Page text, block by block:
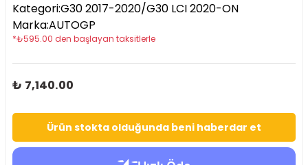
Kategori:G30 2017-2020/G30 LCI 2020-ON
Marka:AUTOGP
*₺595.00 den başlayan taksitlerle
₺ 7,140.00
Ürün stokta olduğunda beni haberdar et